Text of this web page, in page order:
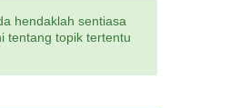
hendaklah sentiasa
tentang topik tertentu